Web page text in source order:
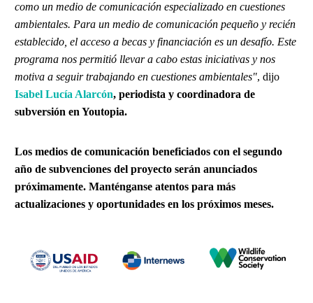
como un medio de comunicación especializado en cuestiones
ambientales. Para un medio de comunicación pequeño y recién
establecido, el acceso a becas y financiación es un desafío. Este
programa nos permitió llevar a cabo estas iniciativas y nos
motiva a seguir trabajando en cuestiones ambientales", dijo
Isabel Lucía Alarcón, periodista y coordinadora de
subversión en Youtopia.
Los medios de comunicación beneficiados con el segundo
año de subvenciones del proyecto serán anunciados
próximamente. Manténganse atentos para más
actualizaciones y oportunidades en los próximos meses.